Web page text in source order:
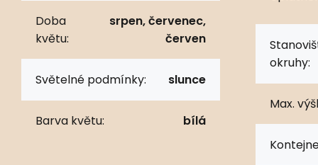
Doba
květu:
srpen, červenec,
červen
Světelné podmínky: slunce
Barva květu: bílá
okruhy:
Max.